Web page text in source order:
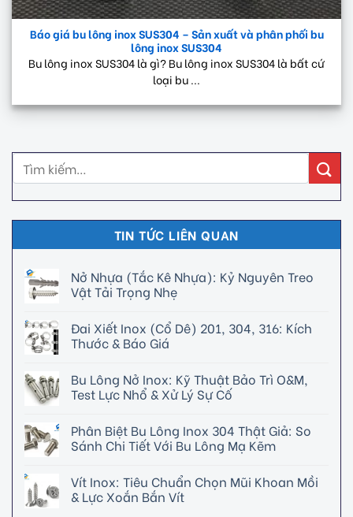
Báo giá bu lông inox SUS304 – Sản xuất và phân phối bu
lông inox SUS304
Bu lông inox SUS304 là gì? Bu lông inox SUS304 là bất cứ
loại bu ...
TIN TỨC LIÊN QUAN
Nở Nhựa (Tắc Kê Nhựa): Kỷ Nguyên Treo
Vật Tải Trọng Nhẹ
Đai Xiết Inox (Cổ Dê) 201, 304, 316: Kích
Thước & Báo Giá
Bu Lông Nở Inox: Kỹ Thuật Bảo Trì O&M,
Test Lực Nhổ & Xử Lý Sự Cố
Phân Biệt Bu Lông Inox 304 Thật Giả: So
Sánh Chi Tiết Với Bu Lông Mạ Kẽm
Vít Inox: Tiêu Chuẩn Chọn Mũi Khoan Mồi
& Lực Xoắn Bắn Vít